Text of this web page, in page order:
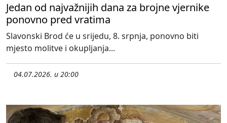
Jedan od najvažnijih dana za brojne vjernike
ponovno pred vratima
Slavonski Brod će u srijedu, 8. srpnja, ponovno biti
mjesto molitve i okupljanja...
04.07.2026. u 20:00